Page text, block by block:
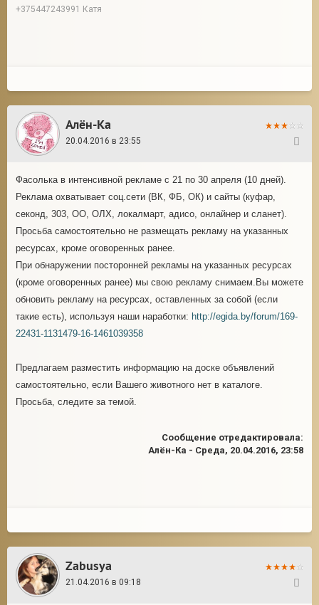
+375447243991 Катя
Алён-Ка
20.04.2016 в 23:55
Фасолька в интенсивной рекламе с 21 по 30 апреля (10 дней).
Реклама охватывает соц.сети (ВК, ФБ, ОК) и сайты (куфар,
секонд, 303, ОО, ОЛХ, локалмарт, адисо, онлайнер и сланет).
Просьба самостоятельно не размещать рекламу на указанных
ресурсах, кроме оговоренных ранее.
При обнаружении посторонней рекламы на указанных ресурсах
(кроме оговоренных ранее) мы свою рекламу снимаем.Вы можете
обновить рекламу на ресурсах, оставленных за собой (если
такие есть), используя наши наработки: http://egida.by/forum/169-
22431-1131479-16-1461039358
Предлагаем разместить информацию на доске объявлений
самостоятельно, если Вашего животного нет в каталоге.
Просьба, следите за темой.
Сообщение отредактировала:
Алён-Ка - Среда, 20.04.2016, 23:58
Zabusya
21.04.2016 в 09:18